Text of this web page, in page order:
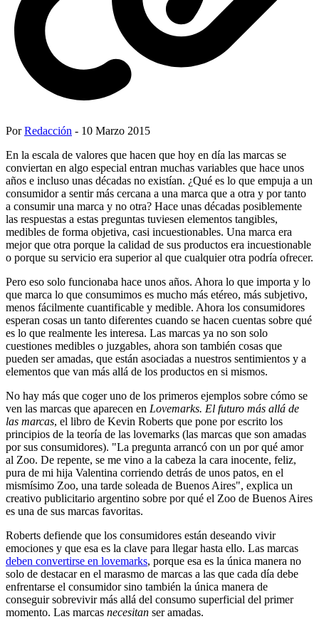
PorRedacción - 10 Marzo 2015
En la escala de valores que hacen que hoy en día las marcas se
conviertan en algo especial entran muchas variables que hace unos
años e incluso unas décadas no existían. ¿Qué es lo que empuja a un
consumidor a sentir más cercana a una marca que a otra y por tanto
a consumir una marca y no otra? Hace unas décadas posiblemente
las respuestas a estas preguntas tuviesen elementos tangibles,
medibles de forma objetiva, casi incuestionables. Una marca era
mejor que otra porque la calidad de sus productos era incuestionable
o porque su servicio era superior al que cualquier otra podría ofrecer.
Pero eso solo funcionaba hace unos años. Ahora lo que importa y lo
que marca lo que consumimos es mucho más etéreo, más subjetivo,
menos fácilmente cuantificable y medible. Ahora los consumidores
esperan cosas un tanto diferentes cuando se hacen cuentas sobre qué
es lo que realmente les interesa. Las marcas ya no son solo
cuestiones medibles o juzgables, ahora son también cosas que
pueden ser amadas, que están asociadas a nuestros sentimientos y a
elementos que van más allá de los productos en si mismos.
No hay más que coger uno de los primeros ejemplos sobre cómo se
ven las marcas que aparecen en Lovemarks. El futuro más allá de
las marcas, el libro de Kevin Roberts que pone por escrito los
principios de la teoría de las lovemarks (las marcas que son amadas
por sus consumidores). "La pregunta arrancó con un por qué amor
al Zoo. De repente, se me vino a la cabeza la cara inocente, feliz,
pura de mi hija Valentina corriendo detrás de unos patos, en el
mismísimo Zoo, una tarde soleada de Buenos Aires", explica un
creativo publicitario argentino sobre por qué el Zoo de Buenos Aires
es una de sus marcas favoritas.
Roberts defiende que los consumidores están deseando vivir
emociones y que esa es la clave para llegar hasta ello. Las marcas
deben convertirse en lovemarks, porque esa es la única manera no
solo de destacar en el marasmo de marcas a las que cada día debe
enfrentarse el consumidor sino también la única manera de
conseguir sobrevivir más allá del consumo superficial del primer
momento. Las marcas necesitan ser amadas.